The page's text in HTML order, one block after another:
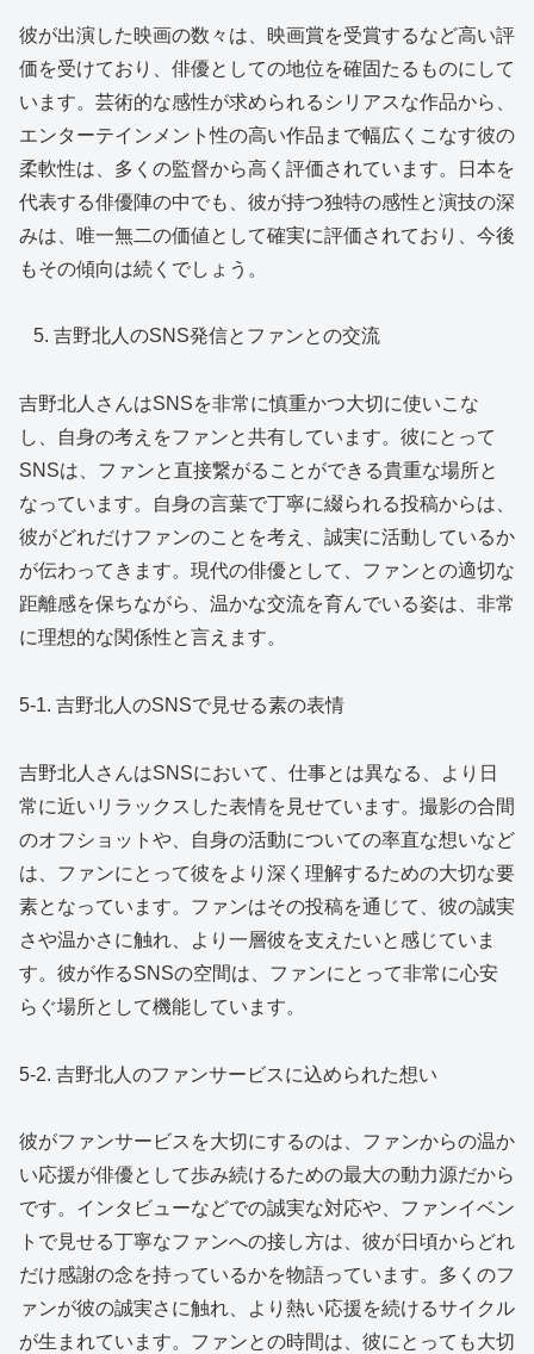
彼が出演した映画の数々は、映画賞を受賞するなど高い評
価を受けており、俳優としての地位を確固たるものにして
います。芸術的な感性が求められるシリアスな作品から、
エンターテインメント性の高い作品まで幅広くこなす彼の
柔軟性は、多くの監督から高く評価されています。日本を
代表する俳優陣の中でも、彼が持つ独特の感性と演技の深
みは、唯一無二の価値として確実に評価されており、今後
もその傾向は続くでしょう。
吉野北人のSNS発信とファンとの交流
吉野北人さんはSNSを非常に慎重かつ大切に使いこな
し、自身の考えをファンと共有しています。彼にとって
SNSは、ファンと直接繋がることができる貴重な場所と
なっています。自身の言葉で丁寧に綴られる投稿からは、
彼がどれだけファンのことを考え、誠実に活動しているか
が伝わってきます。現代の俳優として、ファンとの適切な
距離感を保ちながら、温かな交流を育んでいる姿は、非常
に理想的な関係性と言えます。
5-1. 吉野北人のSNSで見せる素の表情
吉野北人さんはSNSにおいて、仕事とは異なる、より日
常に近いリラックスした表情を見せています。撮影の合間
のオフショットや、自身の活動についての率直な想いなど
は、ファンにとって彼をより深く理解するための大切な要
素となっています。ファンはその投稿を通じて、彼の誠実
さや温かさに触れ、より一層彼を支えたいと感じていま
す。彼が作るSNSの空間は、ファンにとって非常に心安
らぐ場所として機能しています。
5-2. 吉野北人のファンサービスに込められた想い
彼がファンサービスを大切にするのは、ファンからの温か
い応援が俳優として歩み続けるための最大の動力源だから
です。インタビューなどでの誠実な対応や、ファンイベン
トで見せる丁寧なファンへの接し方は、彼が日頃からどれ
だけ感謝の念を持っているかを物語っています。多くのフ
ァンが彼の誠実さに触れ、より熱い応援を続けるサイクル
が生まれています。ファンとの時間は、彼にとっても大切